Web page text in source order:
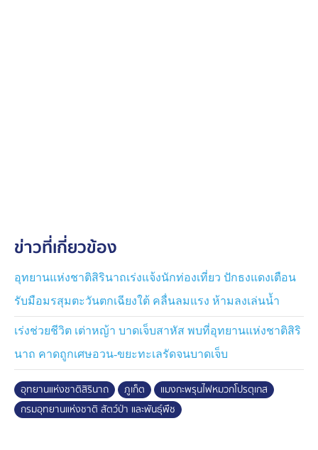
สำคัญที่สุดคือ ห้ามใช้น้ำส้มสายชูล้างบริเวณที่ถูกพิษโดย
ขยี้บริเวณที่สัมผัส เฝ้าสังเกตอาการอย่างใกล้ชิด และรีบแจ้ง
เจ้าหน้าที่หรือเข้ารับการรักษาที่สถานพยาบาลโดยเร็วที่สุด
​ทั้งนี้ อุทยานแห่งชาติสิรินาถจะยังคงติดตามสถานการณ์
และเฝ้าระวังการแพร่กระจายของแมงกะพรุนพิษอย่างใกล้
ชิด พร้อมจัดเจ้าหน้าที่คอยอำนวยความสะดวกและให้คำ
แนะนำแก่ผู้มาใช้บริการในพื้นที่ตลอดแนวชายหาด เพื่อ
สร้างความมั่นใจและปลอดภัยสูงสุดให้แก่นักท่องเที่ยวทุกคน
ข่าวที่เกี่ยวข้อง
อุทยานแห่งชาติสิรินาถเร่งแจ้งนักท่องเที่ยว ปักธงแดงเตือน
รับมือมรสุมตะวันตกเฉียงใต้ คลื่นลมแรง ห้ามลงเล่นน้ำ
เร่งช่วยชีวิต เต่าหญ้า บาดเจ็บสาหัส พบที่อุทยานแห่งชาติสิริ
นาถ คาดถูกเศษอวน-ขยะทะเลรัดจนบาดเจ็บ
อุทยานแห่งชาติสิรินาถ ภูเก็ต
แมงกะพรุนไฟหมวกโปรตุเกส
กรมอุทยานแห่งชาติ สัตว์ป่า และพันธุ์พืช